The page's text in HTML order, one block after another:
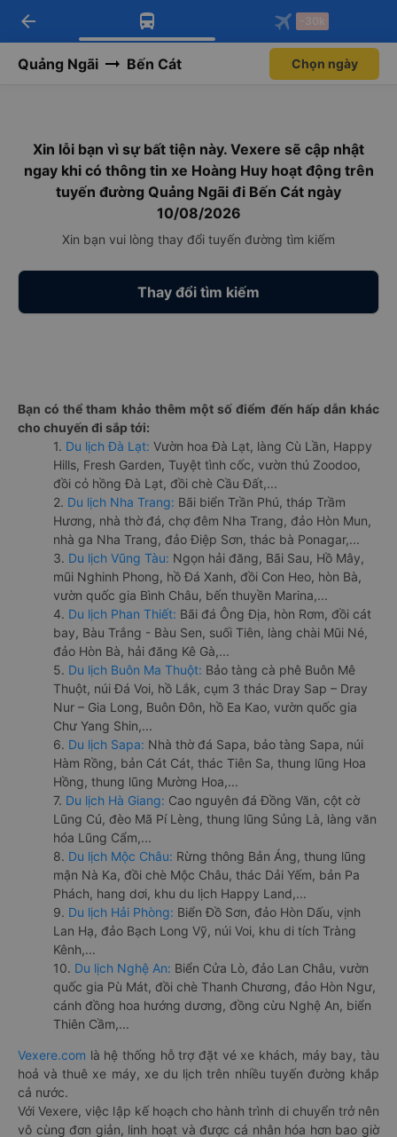
Tải app Vexere ngay!
Nhận ưu đãi thành viên độc
Mở app
Tải app Vexere
-30k/ghế khi đặt vé máy bay qua
Mở app
arrow_back -30k
Quảng Ngãi Bến Cát Chọn ngày
Xin lỗi bạn vì sự bất tiện này. Vexere sẽ cập nhật
ngay khi có thông tin xe Hoàng Huy hoạt động trên
tuyến đường Quảng Ngãi đi Bến Cát ngày
10/08/2026
Xin bạn vui lòng thay đổi tuyến đường tìm kiếm
Thay đổi tìm kiếm
Bạn có thể tham khảo thêm một số điểm đến hấp dẫn khác
cho chuyến đi sắp tới:
1. Du lịch Đà Lạt: Vườn hoa Đà Lạt, làng Cù Lần, Happy
Hills, Fresh Garden, Tuyệt tình cốc, vườn thú Zoodoo,
đồi cỏ hồng Đà Lạt, đồi chè Cầu Đất,...
2. Du lịch Nha Trang: Bãi biển Trần Phú, tháp Trầm
Hương, nhà thờ đá, chợ đêm Nha Trang, đảo Hòn Mun,
nhà ga Nha Trang, đảo Điệp Sơn, thác bà Ponagar,...
3. Du lịch Vũng Tàu: Ngọn hải đăng, Bãi Sau, Hồ Mây,
mũi Nghinh Phong, hồ Đá Xanh, đồi Con Heo, hòn Bà,
vườn quốc gia Bình Châu, bến thuyền Marina,...
4. Du lịch Phan Thiết: Bãi đá Ông Địa, hòn Rơm, đồi cát
bay, Bàu Trắng - Bàu Sen, suối Tiên, làng chài Mũi Né,
đảo Hòn Bà, hải đăng Kê Gà,...
5. Du lịch Buôn Ma Thuột: Bảo tàng cà phê Buôn Mê
Thuột, núi Đá Voi, hồ Lắk, cụm 3 thác Dray Sap – Dray
Nur – Gia Long, Buôn Đôn, hồ Ea Kao, vườn quốc gia
Chư Yang Shin,...
6. Du lịch Sapa: Nhà thờ đá Sapa, bảo tàng Sapa, núi
Hàm Rồng, bản Cát Cát, thác Tiên Sa, thung lũng Hoa
Hồng, thung lũng Mường Hoa,...
7. Du lịch Hà Giang: Cao nguyên đá Đồng Văn, cột cờ
Lũng Cú, đèo Mã Pí Lèng, thung lũng Sủng Là, làng văn
hóa Lũng Cẩm,...
8. Du lịch Mộc Châu: Rừng thông Bản Áng, thung lũng
mận Nà Ka, đồi chè Mộc Châu, thác Dải Yếm, bản Pa
Phách, hang dơi, khu du lịch Happy Land,...
9. Du lịch Hải Phòng: Biển Đồ Sơn, đảo Hòn Dấu, vịnh
Lan Hạ, đảo Bạch Long Vỹ, núi Voi, khu di tích Tràng
Kênh,...
10. Du lịch Nghệ An: Biển Cửa Lò, đảo Lan Châu, vườn
quốc gia Pù Mát, đồi chè Thanh Chương, đảo Hòn Ngư,
cánh đồng hoa hướng dương, đồng cừu Nghệ An, biển
Thiên Cầm,...
Vexere.com là hệ thống hỗ trợ đặt vé xe khách, máy bay, tàu
hoả và thuê xe máy, xe du lịch trên nhiều tuyến đường khắp
cả nước.
Với Vexere, việc lập kế hoạch cho hành trình di chuyển trở nên
vô cùng đơn giản, linh hoạt và được cá nhân hóa hơn bao giờ